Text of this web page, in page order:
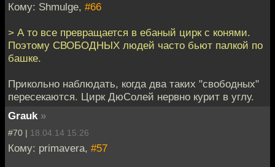
Кому: Shmulge, #66
> А то все превращается в ебаный цирк с конями.
Поэтому СВОБОДНЫХ людей часто бьют палкой по
башке.
Прикольно наблюдать, когда два таких "свободных"
пересекаются. Цирк ДюСолей нервно курит в углу.
Grauk »
#70 | 18.04.14 15:26
Кому: primavera, #57